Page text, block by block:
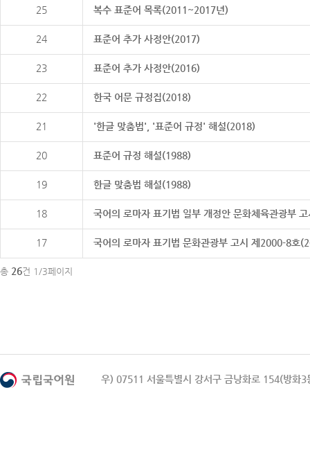
25 복수 표준어 목록(2011~2017년)
24 표준어 추가 사정안(2017)
23 표준어 추가 사정안(2016)
22 한국 어문 규정집(2018)
21 '한글 맞춤법', '표준어 규정' 해설(2018)
20 표준어 규정 해설(1988)
19 한글 맞춤법 해설(1988)
18 국어의 로마자 표기법 일부 개정안 문화체육관광부
17 국어의 로마자 표기법 문화관광부 고시 제2000-8호
총 26건 1/3페이지
우) 07511 서울특별시 강서구 금낭화로 154(방화3